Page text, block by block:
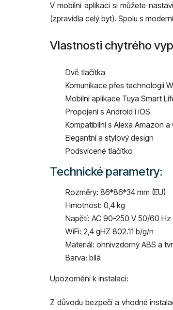
V mobilní aplikaci si můžete
(zpravidla celý byt). Spolu s
Vlastnosti chytrého
Dvě tlačítka
Komunikace přes technologii
Mobilní aplikace Tuya Smart
Propojení s Android i iOS
Kompatibilní s Alexa Amazon
Elegantní a stylový design
Podsvícené tlačítko
Technické parametry:
Rozměry: 86*86*34 mm (EU)
Hmotnost: 0,4 kg
Napětí: AC 90-250 V 50/60 Hz
WiFi: 2,4 gHZ 802.11 b/g/n
Materiál: ohnivzdorný ABS a
Barva: bílá
Upozornění k instalaci:
Z důvodu bezpečí a vhodné